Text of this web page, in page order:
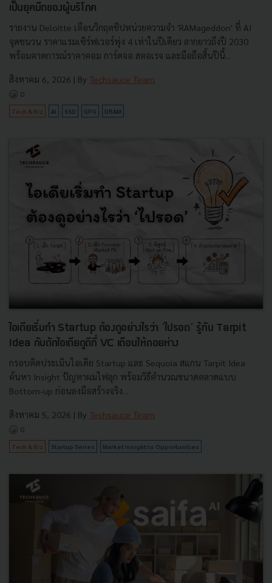
เป็นยุคมืดของผู้บริโภค
รายงาน Deloitte เตือนวิกฤตชิปหน่วยความจำ 'RAMageddon' ที่ AI
จุดชนวน ราคาแรมเซิร์ฟเวอร์พุ่ง 4 เท่าในปีเดียว ลากยาวถึงปี 2030
พร้อมคาดการณ์ราคาคอม การ์ดจอ สตอเรจ และมือถือสิ้นปีนี้...
สิงหาคม 6, 2026 | By Techsauce Team
0
Tech & Biz AI SSD GPU DRAM
ไอเดียเริ่มทำ Startup ต้องดูอย่างไรว่า ‘ไปรอด’ รู้ทัน Tarpit
Idea กับดักไอเดียดูดีที่ VC เตือนให้ถอยห่าง
กรอบคิดประเมินไอเดีย Startup และ Sequoia สแกน Tarpit Idea
ค้นหา Insight ปัญหาผมไฟลุก พร้อมวิธีคำนวณขนาดตลาดแบบ
Bottom-up ก่อนลงมือสร้างจริง...
สิงหาคม 5, 2026 | By Techsauce Team
0
Tech & Biz Startup Series Market Insight to Opportunities